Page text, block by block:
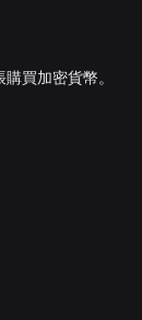
買加密貨幣。